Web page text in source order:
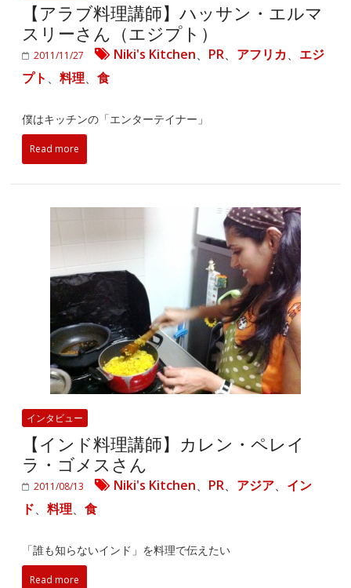
【アラブ料理講師】ハッサン・エルマ
スリーさん（エジプト）
2011/11/27 Niki's Kitchen、 PR、 アフリカ、 エジ
プト 、料理、食
僕はキッチンの「エンターテイナー」
Read more
インタビュー
【インド料理講師】カレン・ペレイ
ラ・ゴメスさん
2011/08/13 Niki's Kitchen、 PR、 アジア、 イン
ド、料理、食
「誰も知らないインド」を料理で伝えたい
Read more